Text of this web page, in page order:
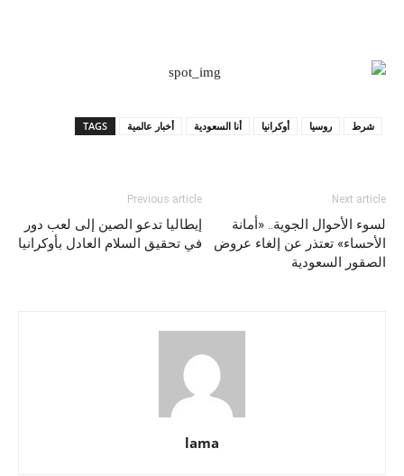
TAGS أخبار عالمية أنا السعودية أوكرانيا روسيا شرط
Previous article
إيطاليا تدعو الصين إلى لعب دور
في تحقيق السلام العادل بأوكرانيا
Next article
لسوء الأحوال الجوية.. «أمانة
الأحساء» تعتذر عن إلغاء عروض
الصقور السعودية
lama